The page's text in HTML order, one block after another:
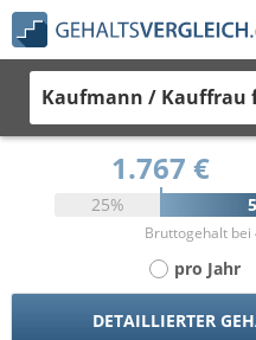
1.767 €
25%
Bruttogehalt bei
pro Jahr
DETAILLIERTER